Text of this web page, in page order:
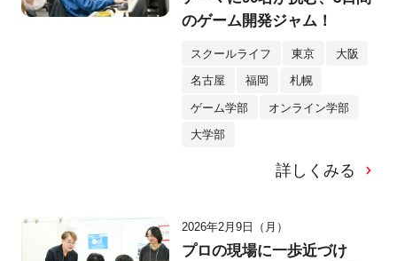
のゲーム開発ジャム！
スクールライフ 東京 大阪
名古屋 福岡 札幌
ゲーム学部 オンライン学部
大学部
詳しくみる
2026年2月9日（月）
プロの現場に一歩近づけ